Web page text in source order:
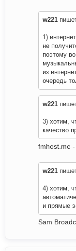
w221
1)
не
поэтому
из
очередь
w221
3) хотим,
качество
fmhost.me -
w221
4) хотим,
и прямые
Sam